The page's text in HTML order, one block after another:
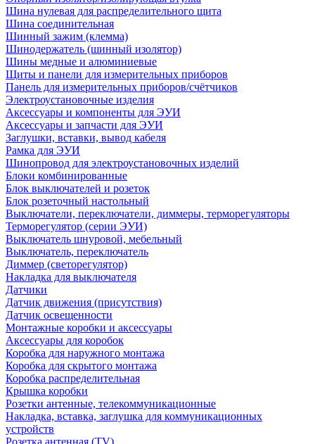
Шина нулевая для распределительного щита
Шина соединительная
Шинный зажим (клемма)
Шинодержатель (шинный изолятор)
Шины медные и алюминиевые
Щиты и панели для измерительных приборов
Панель для измерительных приборов/счётчиков
Электроустановочные изделия
Аксессуары и компоненты для ЭУИ
Аксессуары и запчасти для ЭУИ
Заглушки, вставки, вывод кабеля
Рамка для ЭУИ
Шинопровод для электроустановочных изделий
Блоки комбинированные
Блок выключателей и розеток
Блок розеточный настольный
Выключатели, переключатели, диммеры, терморегуляторы
Терморегулятор (серии ЭУИ)
Выключатель шнуровой, мебельный
Выключатель, переключатель
Диммер (светорегулятор)
Накладка для выключателя
Датчики
Датчик движения (присутствия)
Датчик освещенности
Монтажные коробки и аксессуары
Аксессуары для коробок
Коробка для наружного монтажа
Коробка для скрытого монтажа
Коробка распределительная
Крышка коробки
Розетки антенные, телекоммуникационные
Накладка, вставка, заглушка для коммуникационных
устройств
Розетка антенная (TV)